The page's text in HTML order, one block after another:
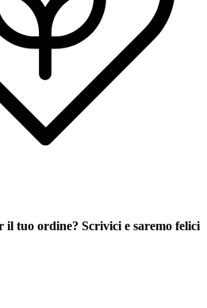
il tuo ordine? Scrivici e saremo felici